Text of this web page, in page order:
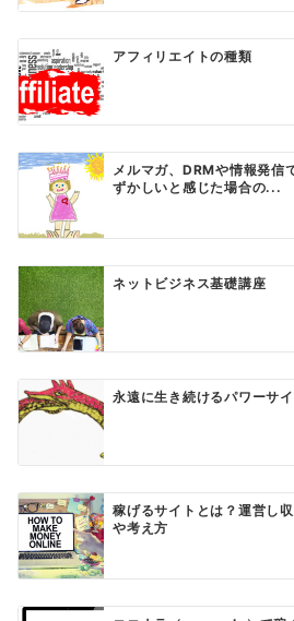
アフィリエイトの種類
メルマガ、DRMや情報発信
ずかしいと感じた場合の...
ネットビジネス基礎講座
永遠に生き続けるパワーサ
稼げるサイトとは？運営し
や考え方